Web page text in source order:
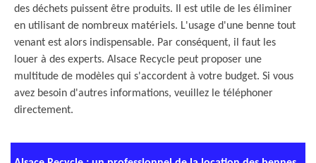
des déchets puissent être produits. Il est utile de les éliminer
en utilisant de nombreux matériels. L'usage d'une benne tout
venant est alors indispensable. Par conséquent, il faut les
louer à des experts. Alsace Recycle peut proposer une
multitude de modèles qui s'accordent à votre budget. Si vous
avez besoin d'autres informations, veuillez le téléphoner
directement.